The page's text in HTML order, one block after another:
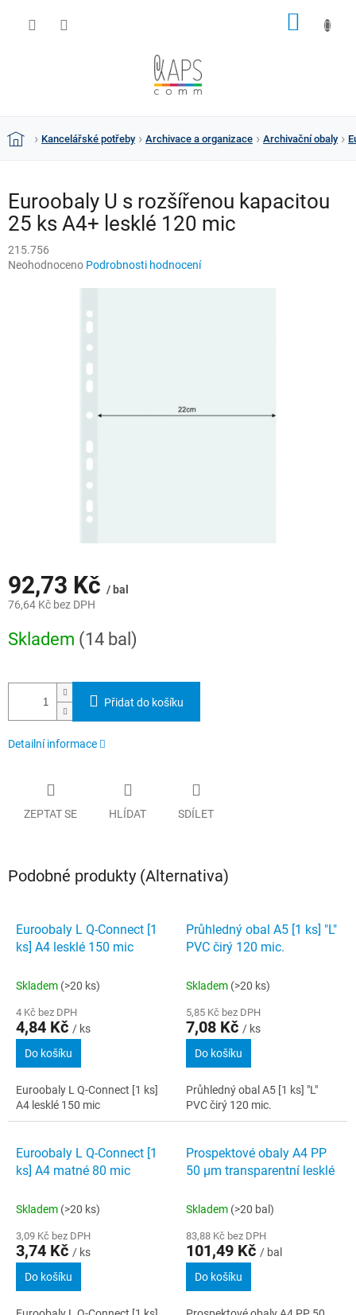
DomůKancelářské potřeby Archivace a organizace Archivační obaly
Euroobaly U s rozšířenou kapacitou
25 ks A4+ lesklé 120 mic
215.756
Průměrné
Neohodnoceno Podrobnosti hodnocení
92,73 Kč / bal
76,64 Kč bez DPH
cena:
Skladem (14 bal)
Přidat do košíku
Detailní informace
ZEPTAT SE HLÍDAT SDÍLET
Podobné produkty (Alternativa)
Euroobaly L Q-Connect [1
ks] A4 lesklé 150 mic
Skladem (>20 ks)
4 Kč bez DPH
4,84 Kč / ks
Do košíku
Euroobaly L Q-Connect [1 ks]
A4 lesklé 150 mic
Průhledný obal A5 [1 ks] "L"
PVC čirý 120 mic.
Skladem (>20 ks)
5,85 Kč bez DPH
7,08 Kč / ks
Do košíku
Průhledný obal A5 [1 ks] "L"
PVC čirý 120 mic.
Euroobaly L Q-Connect [1
ks] A4 matné 80 mic
Skladem (>20 ks)
3,09 Kč bez DPH
3,74 Kč / ks
Do košíku
Prospektové obaly A4 PP
50 µm transparentní lesklé
Skladem (>20 bal)
83,88 Kč bez DPH
101,49 Kč / bal
Do košíku